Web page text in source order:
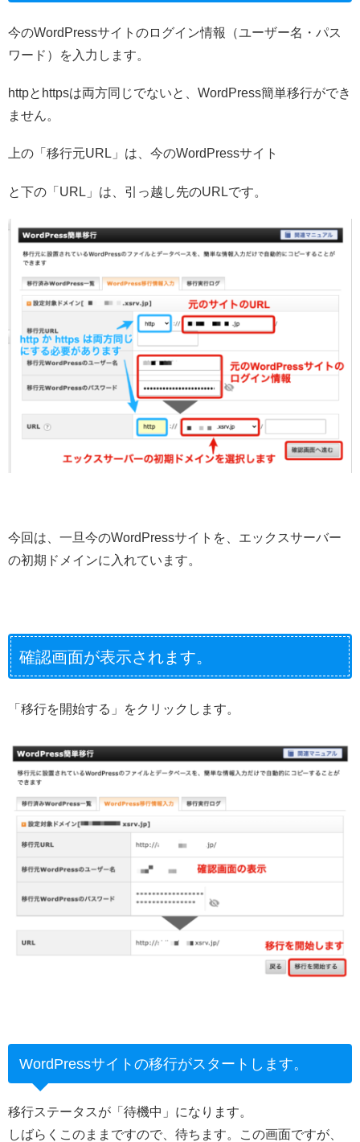
今のWordPressサイトのログイン情報（ユーザー名・パス
ワード）を入力します。
httpとhttpsは両方同じでないと、WordPress簡単移行ができ
ません。
上の「移行元URL」は、今のWordPressサイト
と下の「URL」は、引っ越し先のURLです。
今回は、一旦今のWordPressサイトを、エックスサーバー
の初期ドメインに入れています。
確認画面が表示されます。
「移行を開始する」をクリックします。
WordPressサイトの移行がスタートします。
移行ステータスが「待機中」になります。
しばらくこのままですので、待ちます。この画面ですが、